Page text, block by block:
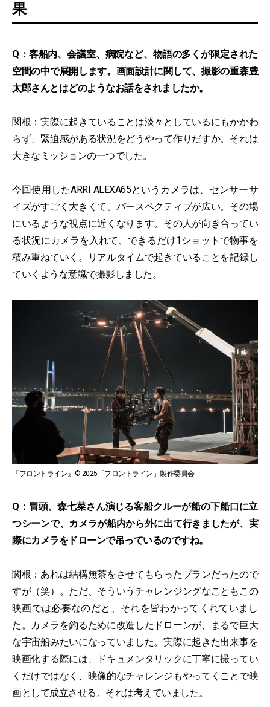
果
Q：客船内、会議室、病院など、物語の多くが限定された
空間の中で展開します。画面設計に関して、撮影の重森豊
太郎さんとはどのようなお話をされましたか。
関根：実際に起きていることは淡々としているにもかかわ
らず、緊迫感がある状況をどうやって作りだすか。それは
大きなミッションの一つでした。
今回使用したARRI ALEXA65というカメラは、センサーサ
イズがすごく大きくて、パースペクティブが広い。その場
にいるような視点に近くなります。その人が向き合ってい
る状況にカメラを入れて、できるだけ1ショットで物事を
積み重ねていく。リアルタイムで起きていることを記録し
ていくような意識で撮影しました。
『フロントライン』© 2025「フロントライン」製作委員会
Q：冒頭、森七菜さん演じる客船クルーが船の下船口に立
つシーンで、カメラが船内から外に出て行きましたが、実
際にカメラをドローンで吊っているのですね。
関根：あれは結構無茶をさせてもらったプランだったので
すが（笑）。ただ、そういうチャレンジングなこともこの
映画では必要なのだと、それを皆わかってくれていまし
た。カメラを釣るために改造したドローンが、まるで巨大
な宇宙船みたいになっていました。実際に起きた出来事を
映画化する際には、ドキュメンタリックに丁寧に撮ってい
くだけではなく、映像的なチャレンジもやってくことで映
画として成立させる。それは考えていました。